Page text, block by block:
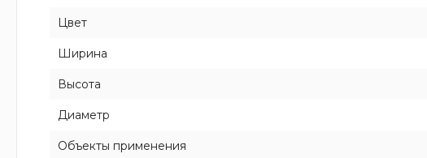
Цвет
Ширина
Высота
Диаметр
Объекты применения